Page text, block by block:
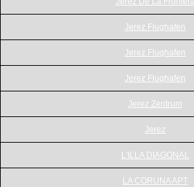
Jerez Flughafen
Jerez Flughafen
Jerez Flughafen
Jerez Zentrum
Jerez
L'ILLA DIAGONAL
LA CORUNA APT